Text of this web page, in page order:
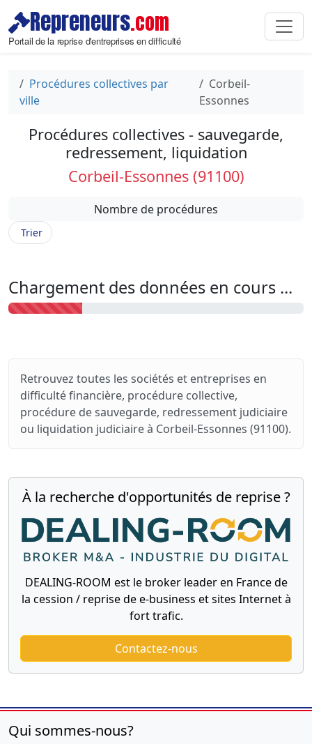
Repreneurs.com
Portail de la reprise d'entreprises en difficulté
Procédures collectives par
ville
Corbeil-
Essonnes
Procédures collectives - sauvegarde,
redressement, liquidation
Corbeil-Essonnes (91100)
Nombre de procédures
Trier
Chargement des données en cours ...
Retrouvez toutes les sociétés et entreprises en
difficulté financière, procédure collective,
procédure de sauvegarde, redressement judiciaire
ou liquidation judiciaire à Corbeil-Essonnes (91100).
À la recherche d'opportunités de reprise ?
DEALING-ROOM est le broker leader en France de
la cession / reprise de e-business et sites Internet à
fort trafic.
Contactez-nous
Qui sommes-nous?